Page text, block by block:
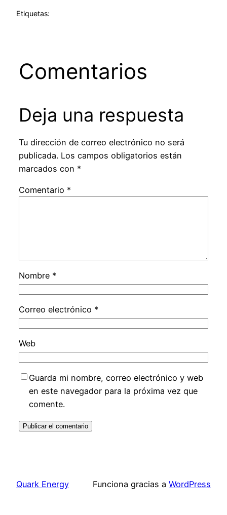
Etiquetas:
Comentarios
Deja una respuesta
Tu dirección de correo electrónico no será
publicada. Los campos obligatorios están
marcados con *
Comentario *
Nombre *
Correo electrónico *
Web
Guarda mi nombre, correo electrónico y web
en este navegador para la próxima vez que
comente.
Quark Energy Funciona gracias a WordPress